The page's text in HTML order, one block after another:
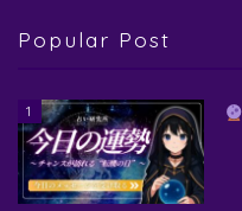
Popular Post
1